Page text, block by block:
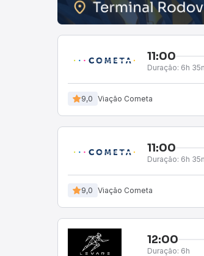
11:00
Duração: 6h
9,0 Viação Cometa
11:00
Duração: 6h
9,0 Viação Cometa
12:00
Duração: 6h